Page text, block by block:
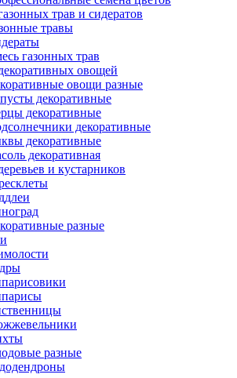
трав и сидератов
травы
газонных трав
овощей
овощи разные
декоративные
декоративные
декоративные
декоративные
декоративная
и кустарников
разные
разные